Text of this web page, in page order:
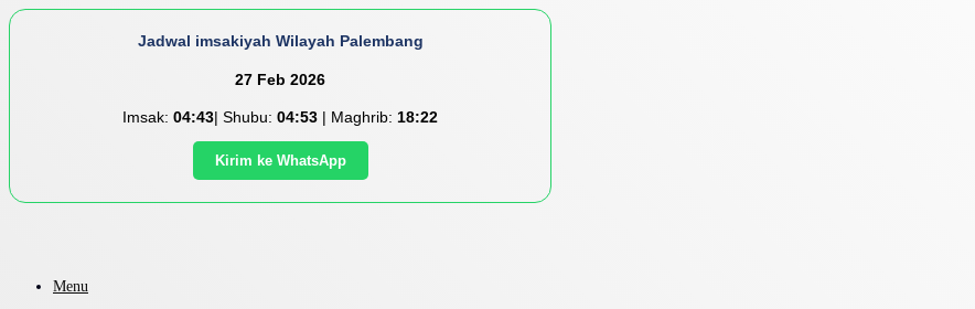
Jadwal imsakiyah Wilayah Palembang
27 Feb 2026
Imsak: 04:43| Shubu: 04:53 | Maghrib: 18:22
Kirim ke WhatsApp
Menu